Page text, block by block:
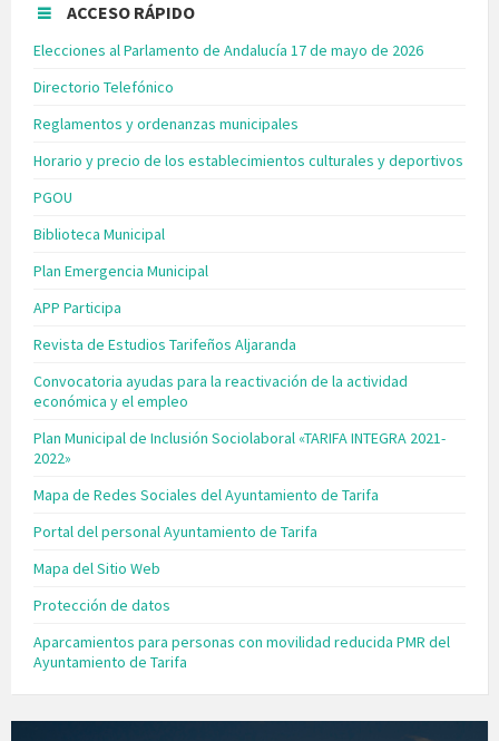
ACCESO RÁPIDO
Elecciones al Parlamento de Andalucía 17 de mayo de 2026
Directorio Telefónico
Reglamentos y ordenanzas municipales
Horario y precio de los establecimientos culturales y deportivos
PGOU
Biblioteca Municipal
Plan Emergencia Municipal
APP Participa
Revista de Estudios Tarifeños Aljaranda
Convocatoria ayudas para la reactivación de la actividad
económica y el empleo
Plan Municipal de Inclusión Sociolaboral «TARIFA INTEGRA 2021-
2022»
Mapa de Redes Sociales del Ayuntamiento de Tarifa
Portal del personal Ayuntamiento de Tarifa
Mapa del Sitio Web
Protección de datos
Aparcamientos para personas con movilidad reducida PMR del
Ayuntamiento de Tarifa